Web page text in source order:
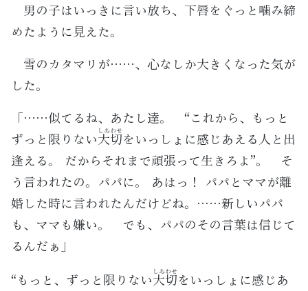
男の子はいっきに言い放ち、下唇をぐっと噛み締
めたように見えた。
雪のカタマリが……、心なしか大きくなった気が
した。
「……似てるね、あたし達。 “これから、もっと
ずっと限りない大切
しあわせ
をいっしょに感じあえる人と出
逢える。 だからそれまで頑張って生きろよ”。 そ
う言われたの。パパに。 あはっ！ パパとママが離
婚した時に言われたんだけどね。……新しいパパ
も、ママも嫌い。 でも、パパのその言葉は信じて
るんだぁ」
“もっと、ずっと限りない大切
しあわせ
をいっしょに感じあ